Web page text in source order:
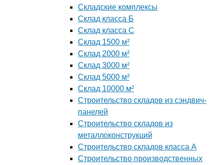
Складские комплексы
Склад класса Б
Склад класса С
Склад 1500 м²
Склад 2000 м²
Склад 3000 м²
Склад 5000 м²
Склад 10000 м²
Строительство складов из сэндвич-
панелей
Строительство складов из
металлоконструкций
Строительство складов класса А
Строительство производственных